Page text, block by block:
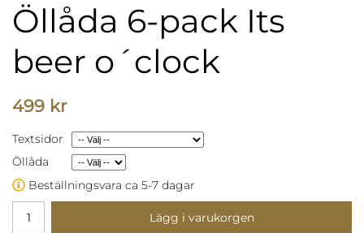
Öllåda 6-pack Its
beer o´clock
499 kr
Textsidor
Öllåda
Beställningsvara ca 5-7 dagar
Lägg i varukorgen